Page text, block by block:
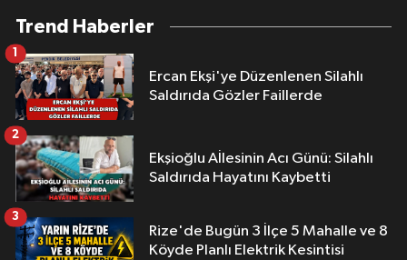
Trend Haberler
Ercan Ekşi'ye Düzenlenen Silahlı
Saldırıda Gözler Faillerde
1
Ekşioğlu Aİlesinin Acı Günü: Silahlı
Saldırıda Hayatını Kaybetti
2
Rize'de Bugün 3 İlçe 5 Mahalle ve 8
Köyde Planlı Elektrik Kesintisi
3